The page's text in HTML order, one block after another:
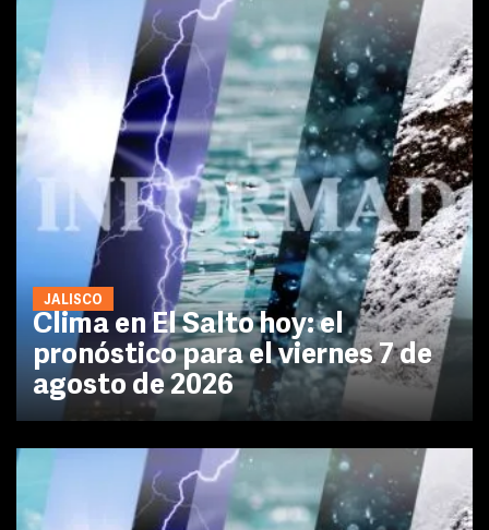
JALISCO
Clima en El Salto hoy: el
pronóstico para el viernes 7 de
agosto de 2026